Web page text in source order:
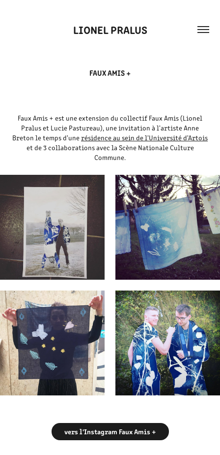
LIONEL PRALUS
FAUX AMIS +
Faux Amis + est une extension du collectif Faux Amis (Lionel
Pralus et Lucie Pastureau), une invitation à l'artiste Anne
Breton le temps d'unerésidence au sein de l'Université d'Artois
et de 3 collaborations avec la Scène Nationale Culture
Commune.
vers l'Instagram Faux Amis +